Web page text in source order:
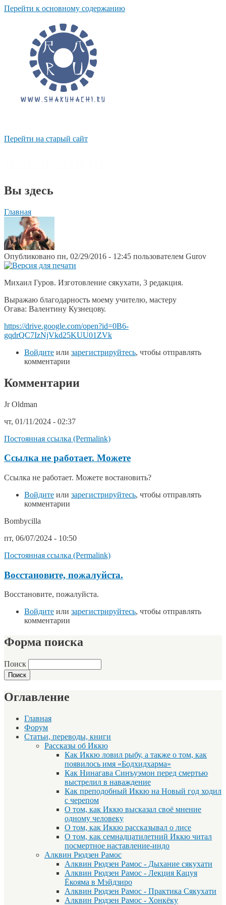
Перейти к основному содержанию
Перейти на старый сайт
Вы здесь
Главная
Опубликовано пн, 02/29/2016 - 12:45 пользователем Gurov
Михаил Гуров. Изготовление сякухати, 3 редакция.
Выражаю благодарность моему учителю, мастеру
Огава: Валентину Кузнецову.
https://drive.google.com/open?id=0B6-
gqdrQC7IzNjVkd25KUU01ZVk
Войдите или зарегистрируйтесь, чтобы отправлять
комментарии
Комментарии
Jr Oldman
чт, 01/11/2024 - 02:37
Постоянная ссылка (Permalink)
Ссылка не работает. Можете
Ссылка не работает. Можете востановить?
Войдите или зарегистрируйтесь, чтобы отправлять
комментарии
Bombycilla
пт, 06/07/2024 - 10:50
Постоянная ссылка (Permalink)
Восстановите, пожалуйста.
Восстановите, пожалуйста.
Войдите или зарегистрируйтесь, чтобы отправлять
комментарии
Форма поиска
Поиск
Оглавление
Главная
Форум
Статьи, переводы, книги
Рассказы об Иккю
Как Иккю ловил рыбу, а также о том, как
появилось имя «Бодхидхарма»
Как Нинагава Синъуэмон перед смертью
выстрелил в наваждение
Как преподобный Иккю на Новый год ходил
с черепом
О том, как Иккю высказал своё мнение
одному человеку
О том, как Иккю рассказывал о лисе
О том, как семнадцатилетний Иккю читал
посмертное наставление-индо
Алквин Рюдзен Рамос
Алквин Рюдзен Рамос - Дыхание сякухати
Алквин Рюдзен Рамос - Лекция Кацуя
Ёкояма в Мэйдзиро
Алквин Рюдзен Рамос - Практика Сякухати
Алквин Рюдзен Рамос - Хонкёку